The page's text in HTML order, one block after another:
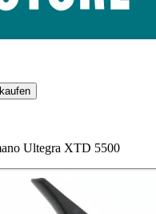
Ultegra XTD 5500